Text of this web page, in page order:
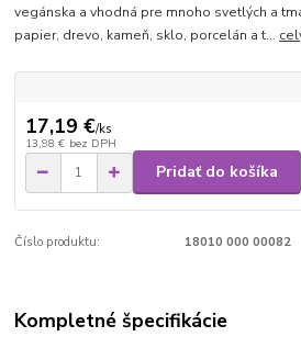
vegánska a vhodná pre mnoho svetlých a
papier, drevo, kameň, sklo, porcelán a t...
17,19 €/ks
13,98 € bez DPH
Pridať do košíka
Číslo produktu: 18010 000 00082
Kompletné špecifikácie